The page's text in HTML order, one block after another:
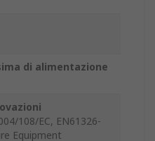
di alimentazione
108/EC, EN61326-
Equipment